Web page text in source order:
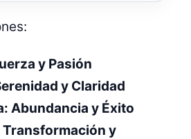
y Pasión
y Claridad
Abundancia y Éxito
Transformación y